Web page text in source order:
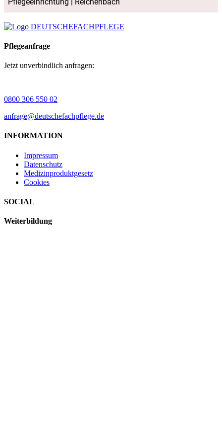
Pflegeanfrage
Jetzt unverbindlich anfragen:
0800 306 550 02
anfrage@deutschefachpflege.de
INFORMATION
Impressum
Datenschutz
Medizinproduktgesetz
Cookies
SOCIAL
Weiterbildung